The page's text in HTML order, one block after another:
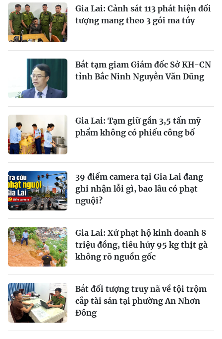
Gia Lai: Cảnh sát 113 phát hiện đối
tượng mang theo 3 gói ma túy
Bắt tạm giam Giám đốc Sở KH-CN
tỉnh Bắc Ninh Nguyễn Văn Dũng
Gia Lai: Tạm giữ gần 3,5 tấn mỹ
phẩm không có phiếu công bố
39 điểm camera tại Gia Lai đang
ghi nhận lỗi gì, bao lâu có phạt
nguội?
Gia Lai: Xử phạt hộ kinh doanh 8
triệu đồng, tiêu hủy 95 kg thịt gà
không rõ nguồn gốc
Bắt đối tượng truy nã về tội trộm
cắp tài sản tại phường An Nhơn
Đông